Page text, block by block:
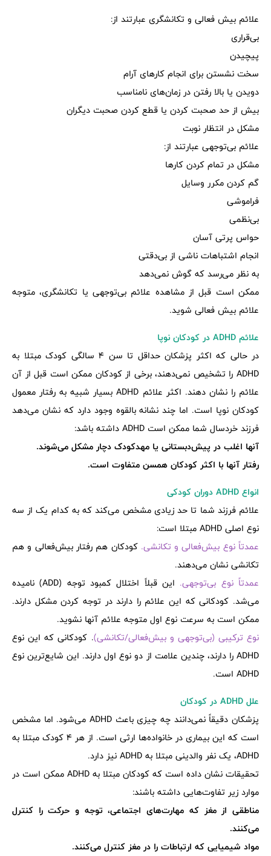
علائم بیش فعالی و تکانشگری عبارتند از:
بی‌قراری
پیچیدن
سخت نشستن برای انجام کارهای آرام
دویدن یا بالا رفتن در زمان‌های نامناسب
بیش از حد صحبت کردن یا قطع کردن صحبت دیگران
مشکل در انتظار نوبت
علائم بی‌توجهی عبارتند از:
مشکل در تمام کردن کارها
گم کردن مکرر وسایل
فراموشی
بی‌نظمی
حواس پرتی آسان
انجام اشتباهات ناشی از بی‌دقتی
به نظر می‌رسد که گوش نمی‌دهد
ممکن است قبل از مشاهده علائم بی‌توجهی یا تکانشگری، متوجه
علائم بیش فعالی شوید.
علائم ADHD در کودکان نوپا
در حالی که اکثر پزشکان حداقل تا سن 4 سالگی کودک مبتلا به
ADHD را تشخیص نمی‌دهند، برخی از کودکان ممکن است قبل از آن
علائم را نشان دهند. اکثر علائم ADHD بسیار شبیه به رفتار معمول
کودکان نوپا است. اما چند نشانه بالقوه وجود دارد که نشان می‌دهد
فرزند خردسال شما ممکن است ADHD داشته باشد:
آنها اغلب در پیش‌دبستانی یا مهدکودک دچار مشکل می‌شوند.
رفتار آنها با اکثر کودکان همسن متفاوت است.
انواع ADHD دوران کودکی
علائم فرزند شما تا حد زیادی مشخص می‌کند که به کدام یک از سه
نوع اصلی ADHD مبتلا است:
عمدتاً نوع بیش‌فعالی و تکانشی. کودکان هم رفتار بیش‌فعالی و هم
تکانشی نشان می‌دهند.
عمدتاً نوع بی‌توجهی.
این قبلاً اختلال کمبود توجه (ADD) نامیده
می‌شد. کودکانی که این علائم را دارند در توجه کردن مشکل دارند.
ممکن است به سرعت نوع اول متوجه علائم آنها نشوید.
نوع ترکیبی (بی‌توجهی و بیش‌فعالی/تکانشی). کودکانی که این نوع
ADHD را دارند، چندین علامت از دو نوع اول دارند. این شایع‌ترین نوع
ADHD است.
علل ADHD در کودکان
پزشکان دقیقاً نمی‌دانند چه چیزی باعث ADHD می‌شود. اما مشخص
است که این بیماری در خانواده‌ها ارثی است. از هر 4 کودک مبتلا به
ADHD، یک نفر والدینی مبتلا به ADHD نیز دارد.
تحقیقات نشان داده است که کودکان مبتلا به ADHD ممکن است در
موارد زیر تفاوت‌هایی داشته باشند:
مناطقی از مغز که مهارت‌های اجتماعی، توجه و حرکت را کنترل
می‌کنند.
مواد شیمیایی که ارتباطات را در مغز کنترل می‌کنند.